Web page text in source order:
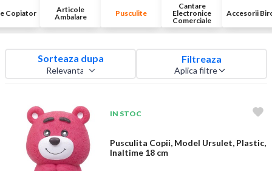
Copiator
Articole
Ambalare
Pusculite
Cantare
Electronice
Comerciale
Accesorii
Sorteaza dupa Filtreaza
Aplica filtre
IN STOC
Pusculita Copii, Model Ursulet, Plastic,
Inaltime 18 cm